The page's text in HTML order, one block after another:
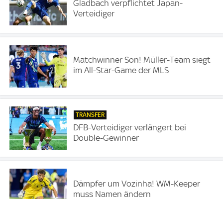
Gladbach verpflichtet Japan-
Verteidiger
Matchwinner Son! Müller-Team siegt
im All-Star-Game der MLS
TRANSFER
DFB-Verteidiger verlängert bei
Double-Gewinner
Dämpfer um Vozinha! WM-Keeper
muss Namen ändern